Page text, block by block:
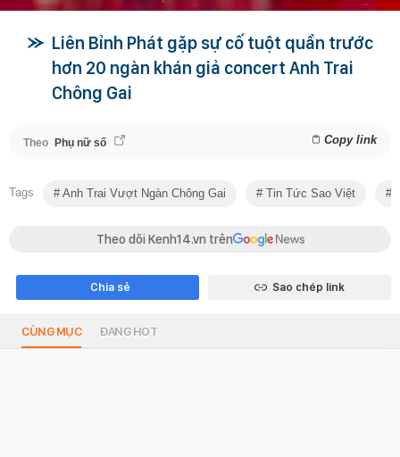
Liên Bỉnh Phát gặp sự cố tuột quần trước
hơn 20 ngàn khán giả concert Anh Trai
Chông Gai
Theo Phụ nữ số Copy link
Tags Anh Trai Vượt Ngàn Chông Gai Tin Tức Sao Việt
Theo dõi Kenh14.vn trên
Chia sẻ Sao chép link
CÙNG MỤC ĐANG HOT